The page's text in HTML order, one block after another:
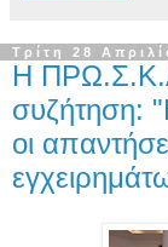
Τρίτη 28
Η
συζήτηση:
οι